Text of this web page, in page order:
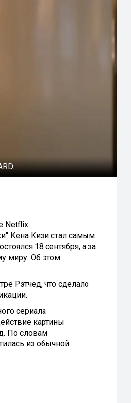
Netflix.
Кена Кизи стал самым
18 сентября, а за
миру. Об этом
Рэтчед, что сделало
сериала
картины
По словам
из обычной